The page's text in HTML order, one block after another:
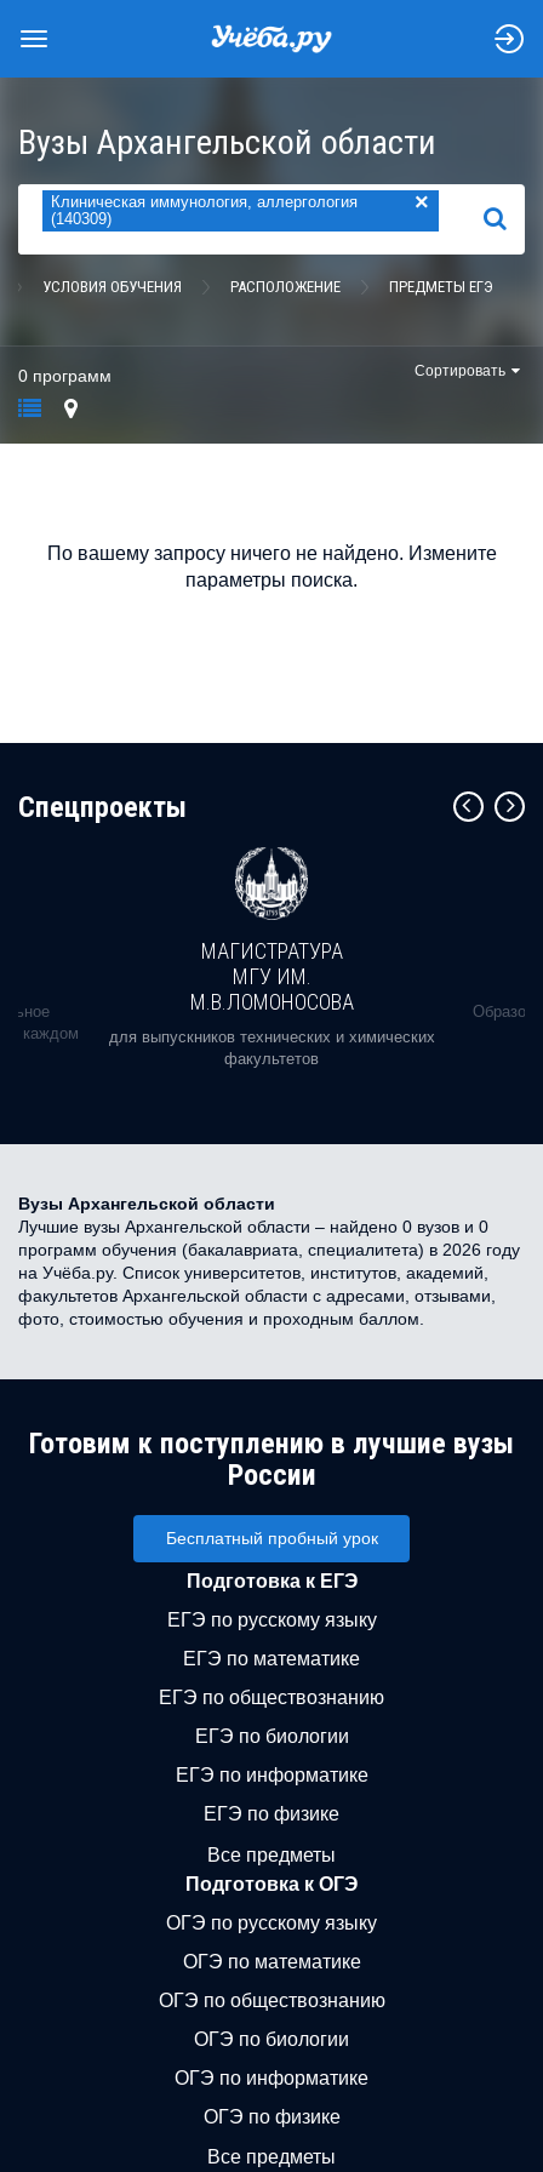
Вузы Архангельской области
Клиническая иммунология, аллергология
(140309)
×
НАЙТИ
УСЛОВИЯ ОБУЧЕНИЯ РАСПОЛОЖЕНИЕ ПРЕДМЕТЫ ЕГЭ
0 программ Сортировать
По вашему запросу ничего не найдено. Измените
параметры поиска.
Cпецпроекты
в каждом
МАГИСТРАТУРА
МГУ ИМ.
М.В.ЛОМОНОСОВА
для выпускников технических и химических
факультетов
Вузы Архангельской области
Лучшие вузы Архангельской области – найдено 0 вузов и 0
программ обучения (бакалавриата, специалитета) в 2026 году
на Учёба.ру. Список университетов, институтов, академий,
факультетов Архангельской области с адресами, отзывами,
фото, стоимостью обучения и проходным баллом.
Готовим к поступлению в лучшие вузы
России
Бесплатный пробный урок
Подготовка к ЕГЭ
ЕГЭ по русскому языку
ЕГЭ по математике
ЕГЭ по обществознанию
ЕГЭ по биологии
ЕГЭ по информатике
ЕГЭ по физике
Все предметы
Подготовка к ОГЭ
ОГЭ по русскому языку
ОГЭ по математике
ОГЭ по обществознанию
ОГЭ по биологии
ОГЭ по информатике
ОГЭ по физике
Все предметы